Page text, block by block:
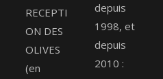
RECEPTI
ON DES
OLIVES
(en
depuis
1998, et
depuis
2010 :